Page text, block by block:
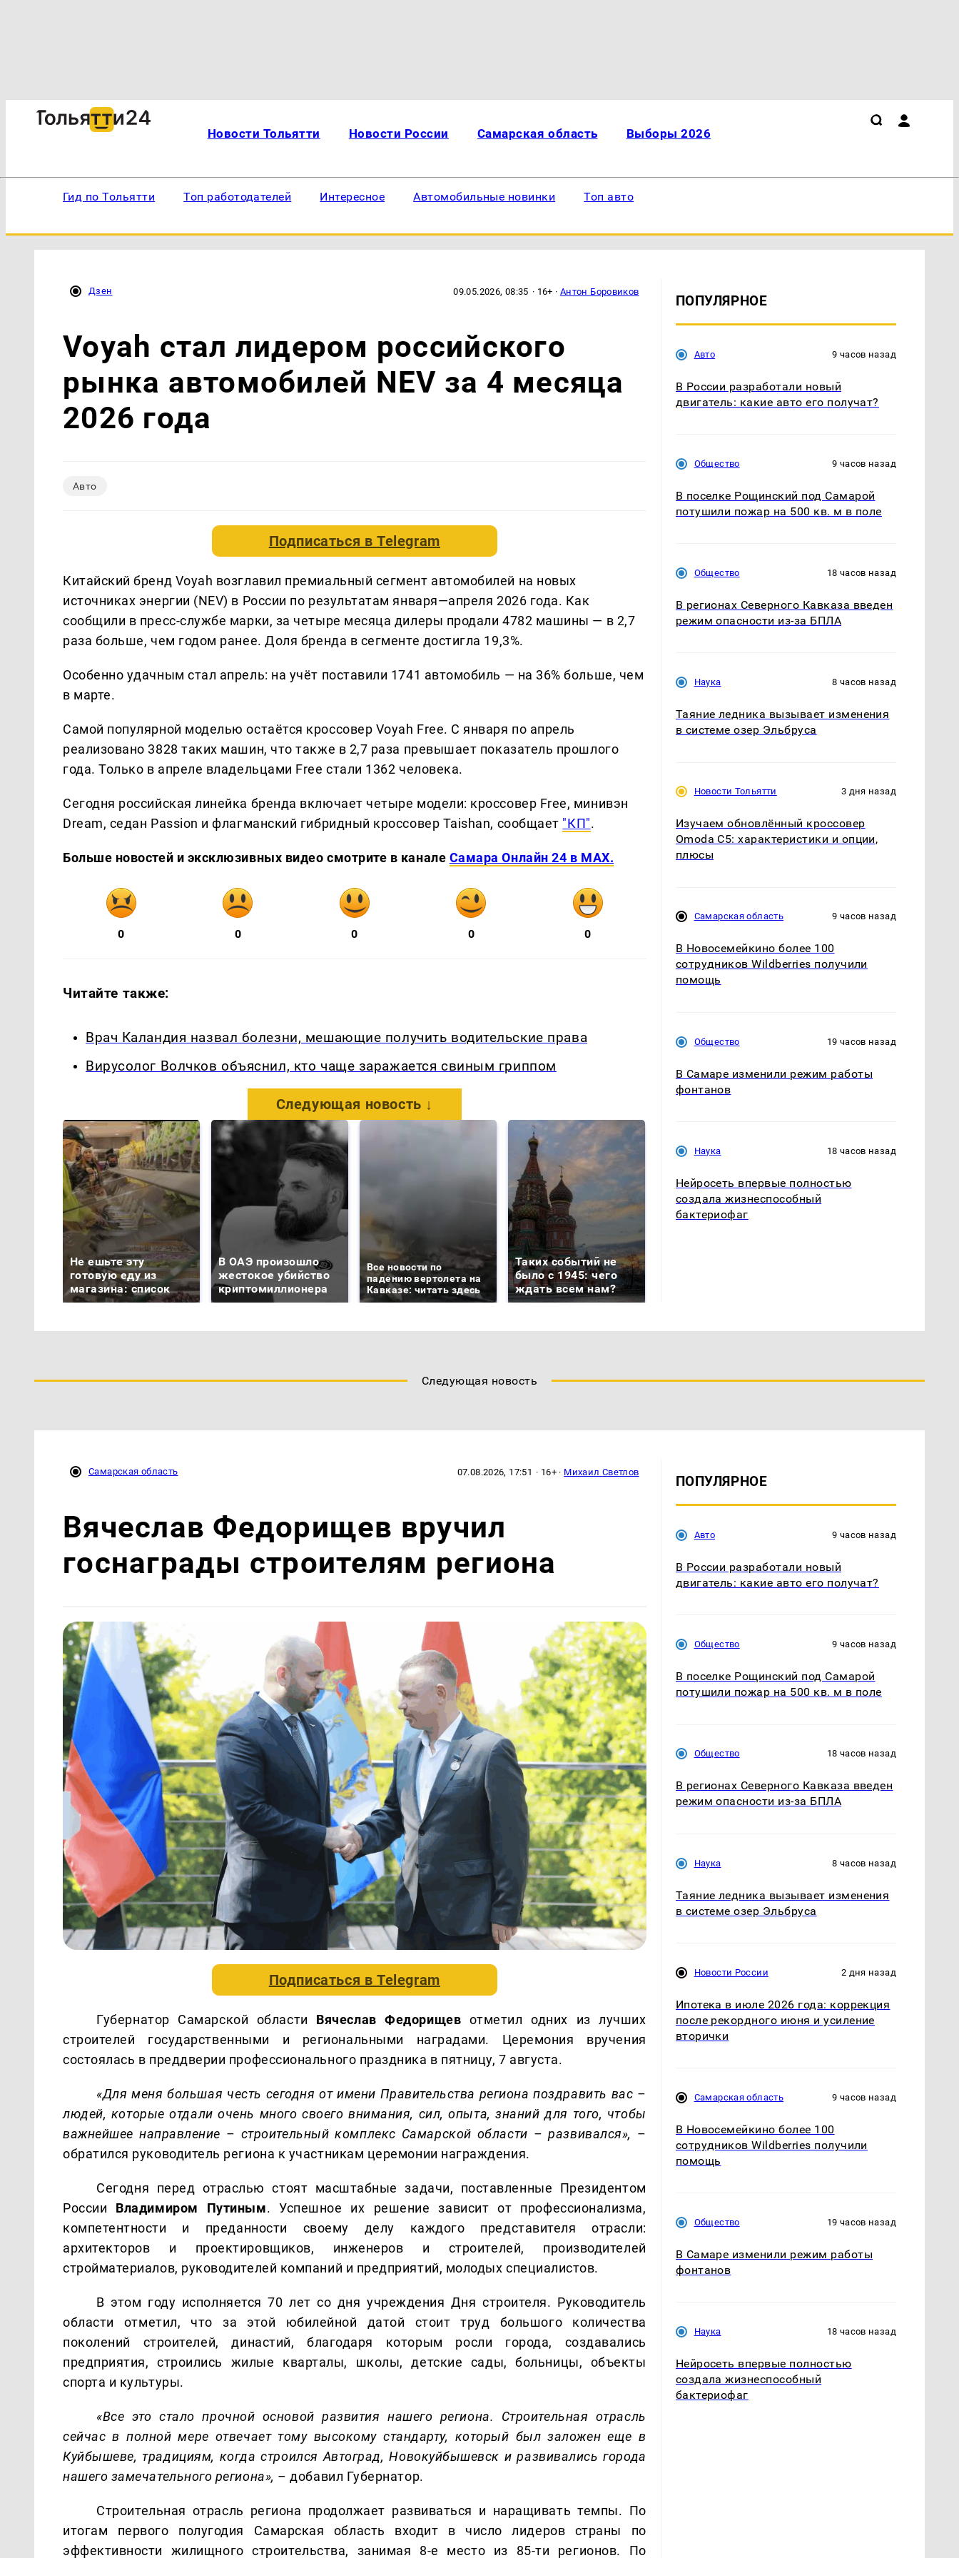
Новости Тольятти Новости России Самарская область Выборы 2026
Гид по Тольятти Топ работодателей Интересное Автомобильные новинки Топ авто
Дзен 09.05.2026, 08:35 · 16+ · Антон Боровиков
Voyah стал лидером российского
рынка автомобилей NEV за 4 месяца
2026 года
Авто
Подписаться вTelegram
Китайский бренд Voyah возглавил премиальный сегмент автомобилей на новых
источниках энергии (NEV) в России по результатам января—апреля 2026 года. Как
сообщили в пресс-службе марки, за четыре месяца дилеры продали 4782 машины — в 2,7
раза больше, чем годом ранее. Доля бренда в сегменте достигла 19,3%.
Особенно удачным стал апрель: на учёт поставили 1741 автомобиль — на 36% больше, чем
в марте.
Самой популярной моделью остаётся кроссовер Voyah Free. С января по апрель
реализовано 3828 таких машин, что также в 2,7 раза превышает показатель прошлого
года. Только в апреле владельцами Free стали 1362 человека.
Сегодня российская линейка бренда включает четыре модели: кроссовер Free, минивэн
Dream, седан Passion и флагманский гибридный кроссовер Taishan, сообщает "КП".
Больше новостей и эксклюзивных видео смотрите в канале Самара Онлайн 24 в MAX.
0 0 0 0 0
Читайте также:
Врач Каландия назвал болезни, мешающие получить водительские права
Вирусолог Волчков объяснил, кто чаще заражается свиным гриппом
Следующая новость ↓
Не ешьте эту
готовую еду из
магазина: список
В ОАЭ произошло
жестокое убийство
криптомиллионера
Все новости по
падению вертолета на
Кавказе: читать здесь
Таких событий не
было с 1945: чего
ждать всем нам?
ПОПУЛЯРНОЕ
Авто 9 часов назад
В России разработали новый
двигатель: какие авто его получат?
Общество 9 часов назад
В поселке Рощинский под Самарой
потушили пожар на 500 кв. м в поле
Общество 18 часов назад
В регионах Северного Кавказа введен
режим опасности из-за БПЛА
Наука 8 часов назад
Таяние ледника вызывает изменения
в системе озер Эльбруса
Новости Тольятти 3 дня назад
Изучаем обновлённый кроссовер
Omoda C5: характеристики и опции,
плюсы
Самарская область 9 часов назад
В Новосемейкино более 100
сотрудников Wildberries получили
помощь
Общество 19 часов назад
В Самаре изменили режим работы
фонтанов
Наука 18 часов назад
Нейросеть впервые полностью
создала жизнеспособный
бактериофаг
Следующая новость
Самарская область 07.08.2026, 17:51 · 16+ · Михаил Светлов
Вячеслав Федорищев вручил
госнаграды строителям региона
Подписаться вTelegram
Губернатор Самарской области Вячеслав Федорищев отметил одних из лучших
строителей государственными и региональными наградами. Церемония вручения
состоялась в преддверии профессионального праздника в пятницу, 7 августа.
«Для меня большая честь сегодня от имени Правительства региона поздравить вас –
людей, которые отдали очень много своего внимания, сил, опыта, знаний для того, чтобы
важнейшее направление – строительный комплекс Самарской области – развивался», –
обратился руководитель региона к участникам церемонии награждения.
Сегодня перед отраслью стоят масштабные задачи, поставленные Президентом
России Владимиром Путиным. Успешное их решение зависит от профессионализма,
компетентности и преданности своему делу каждого представителя отрасли:
архитекторов и проектировщиков, инженеров и строителей, производителей
стройматериалов, руководителей компаний и предприятий, молодых специалистов.
В этом году исполняется 70 лет со дня учреждения Дня строителя. Руководитель
области отметил, что за этой юбилейной датой стоит труд большого количества
поколений строителей, династий, благодаря которым росли города, создавались
предприятия, строились жилые кварталы, школы, детские сады, больницы, объекты
спорта и культуры.
«Все это стало прочной основой развития нашего региона. Строительная отрасль
сейчас в полной мере отвечает тому высокому стандарту, который был заложен еще в
Куйбышеве, традициям, когда строился Автоград, Новокуйбышевск и развивались города
нашего замечательного региона», – добавил Губернатор.
Строительная отрасль региона продолжает развиваться и наращивать темпы. По
итогам первого полугодия Самарская область входит в число лидеров страны по
эффективности жилищного строительства, занимая 8-е место из 85-ти регионов. По
ПОПУЛЯРНОЕ
Авто 9 часов назад
В России разработали новый
двигатель: какие авто его получат?
Общество 9 часов назад
В поселке Рощинский под Самарой
потушили пожар на 500 кв. м в поле
Общество 18 часов назад
В регионах Северного Кавказа введен
режим опасности из-за БПЛА
Наука 8 часов назад
Таяние ледника вызывает изменения
в системе озер Эльбруса
Новости России 2 дня назад
Ипотека в июле 2026 года: коррекция
после рекордного июня и усиление
вторички
Самарская область 9 часов назад
В Новосемейкино более 100
сотрудников Wildberries получили
помощь
Общество 19 часов назад
В Самаре изменили режим работы
фонтанов
Наука 18 часов назад
Нейросеть впервые полностью
создала жизнеспособный
бактериофаг